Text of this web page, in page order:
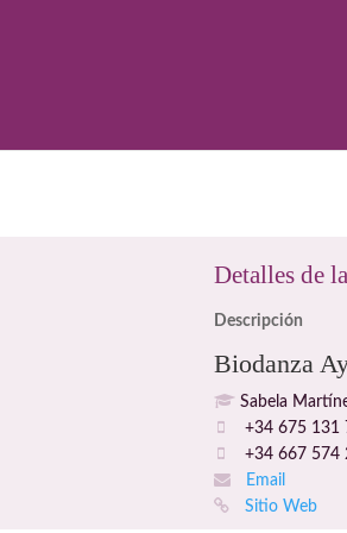
Detalles de
Descripción
Biodanza
Sabela
+34 675 131
+34 667 574
Email
Sitio Web